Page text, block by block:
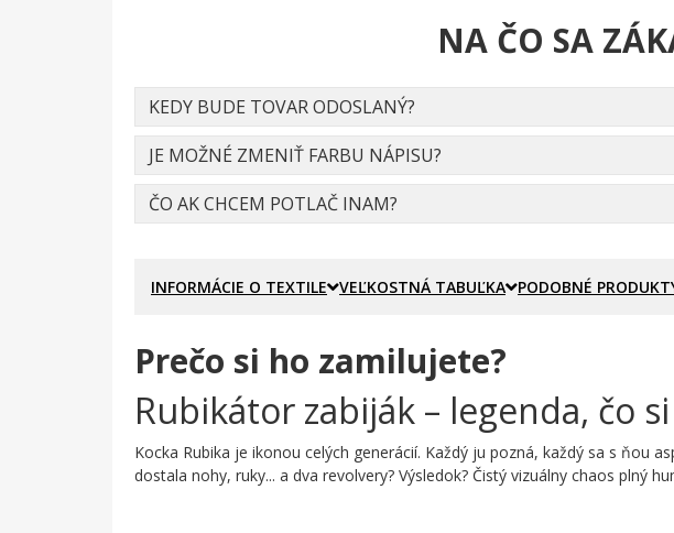
NA ČO SA
KEDY BUDE TOVAR ODOSLANÝ?
JE MOŽNÉ ZMENIŤ FARBU NÁPISU?
ČO AK CHCEM POTLAČ INAM?
INFORMÁCIE O TEXTILE VEĽKOSTNÁ TABUĽKA PODOBNÉ
Prečo si ho zamilujete?
Rubikátor zabiják – legenda, čo
Kocka Rubika je ikonou celých generácií. Každý ju pozná, každý sa s ňou
dostala nohy, ruky... a dva revolvery? Výsledok? Čistý vizuálny chaos plný